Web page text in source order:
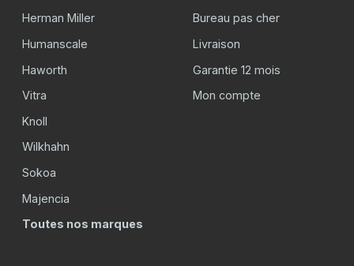
Herman Miller
Humanscale
Haworth
Vitra
Knoll
Wilkhahn
Sokoa
Majencia
Toutes nos marques
Bureau pas cher
Livraison
Garantie 12 mois
Mon compte